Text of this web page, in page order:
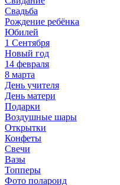
Свадьба
Рождение ребёнка
Юбилей
1 Сентября
Новый год
14 февраля
8 марта
День учителя
День матери
Подарки
Воздушные шары
Открытки
Конфеты
Свечи
Вазы
Топперы
Фото полароид